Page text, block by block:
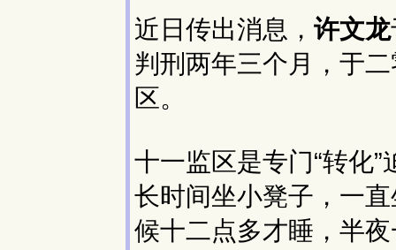
近日传出消息， 许文龙
判刑两年三个月，于
区。
十一监区是专门“转化
长时间坐小凳子，一
候十二点多才睡，半